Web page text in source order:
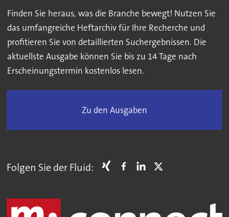
Finden Sie heraus, was die Branche bewegt! Nutzen Sie
das umfangreiche Heftarchiv für Ihre Recherche und
profitieren Sie von detaillierten Suchergebnissen. Die
aktuellste Ausgabe können Sie bis zu 14 Tage nach
Erscheinungstermin kostenlos lesen.
Zu den Ausgaben
Folgen Sie der Fluid: